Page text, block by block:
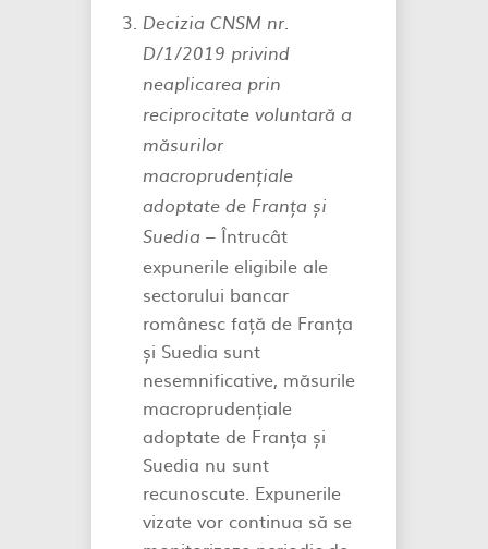
Decizia CNSM nr.
D/1/2019 privind
neaplicarea prin
reciprocitate voluntară a
măsurilor
macroprudențiale
adoptate de Franța și
Suedia – Întrucât
expunerile eligibile ale
sectorului bancar
românesc față de Franța
și Suedia sunt
nesemnificative, măsurile
macroprudențiale
adoptate de Franța și
Suedia nu sunt
recunoscute. Expunerile
vizate vor continua să se